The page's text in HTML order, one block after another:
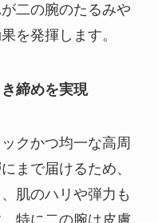
二の腕のたるみや
を発揮します。
締めを実現
クかつ均一な高周
まで届けるため、
肌のハリや弾力も